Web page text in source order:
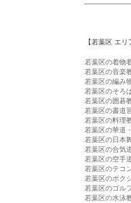
【若葉区 エリ
若葉区の着物
若葉区の音楽
若葉区の編み
若葉区のそろ
若葉区の囲碁
若葉区の書道
若葉区の料理
若葉区の華道
若葉区の日本
若葉区の合気
若葉区の空手
若葉区のテコ
若葉区のボク
若葉区のゴル
若葉区の水泳